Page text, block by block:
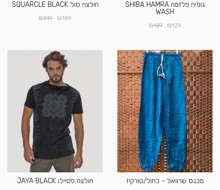
גופיה פלזמה SHIBA HAMRA
WASH
₪129
₪139
חולצה סול SQUARCLE BLACK
₪189
₪219
מכנס שרוואל - כחול/טורקיז חולצה פסיילו JAYA BLACK